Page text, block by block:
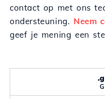
contact op met ons
ondersteuning. Neem
geef je mening een